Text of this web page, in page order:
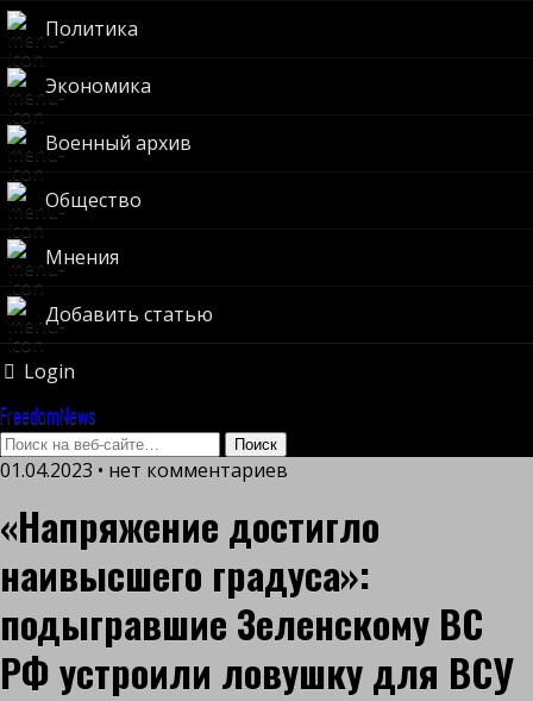
Политика
Экономика
Военный архив
Общество
Мнения
Добавить статью
Login
FreedomNews
01.04.2023 • нет комментариев
«Напряжение достигло
наивысшего градуса»:
подыгравшие Зеленскому ВС
РФ устроили ловушку для ВСУ